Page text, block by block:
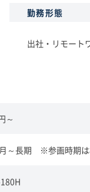
勤務形態
出社・リモート
～
～長期 ※参画時期は